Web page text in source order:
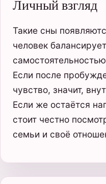
Личный взгляд
Такие сны
человек
Если после
чувство, значит,
Если же остаётся
стоит честно
семьи и своё